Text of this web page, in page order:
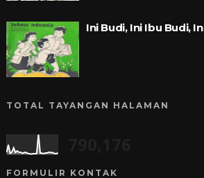
Ini Budi, Ini Ibu Budi,
TOTAL TAYANGAN HALAMAN
FORMULIR KONTAK